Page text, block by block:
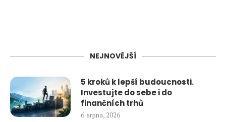
NEJNOVĚJŠÍ
5 kroků k lepší budoucnosti.
Investujte do sebe i do
finančních trhů
6. srpna, 2026